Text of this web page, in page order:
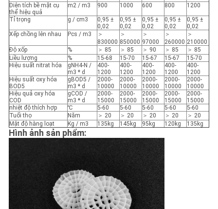
Diện tích bề mặt cụ
thể hiệu quả
m2 / m3 900 1000 600 800 1200
Tỉ trọng g / cm3
0,95 ±
0,02
0,95 ±
0,02
0,95 ±
0,02
0,95 ±
0,02
0,95 ±
0,02
Xếp chồng lên nhau
Pcs / m3
＞
830000
＞
850000
＞
97000
＞
260000
＞
210000
Độ xốp
% ＞ 85 ＞ 85 ＞ 90 ＞ 85
＞ 85
Liều lượng
% 15-68 15-70 15-67 15-67
15-70
Hiệu suất nitrat hóa
gNH4-N /
m3 * d
400-
1200
400-
1200
400-
1200
400-
1200
400-
1200
Hiệu suất oxy hóa
BOD5
gBOD5 /
m3 * d
2000-
10000
2000-
10000
2000-
10000
2000-
10000
2000-
10000
Hiệu quả oxy hóa
COD
gCOD /
m3 * d
2000-
15000
2000-
15000
2000-
15000
2000-
15000
2000-
15000
nhiệt độ thích hợp
℃ 5-60 5-60 5-60 5-60
5-60
Tuổi thọ
Năm ＞ 20 ＞ 20 ＞ 20 ＞ 20
＞ 20
Mật độ hàng loạt
Kg / m3 135kg 145kg 95kg 120kg 135kg
Hình ảnh sản phẩm: